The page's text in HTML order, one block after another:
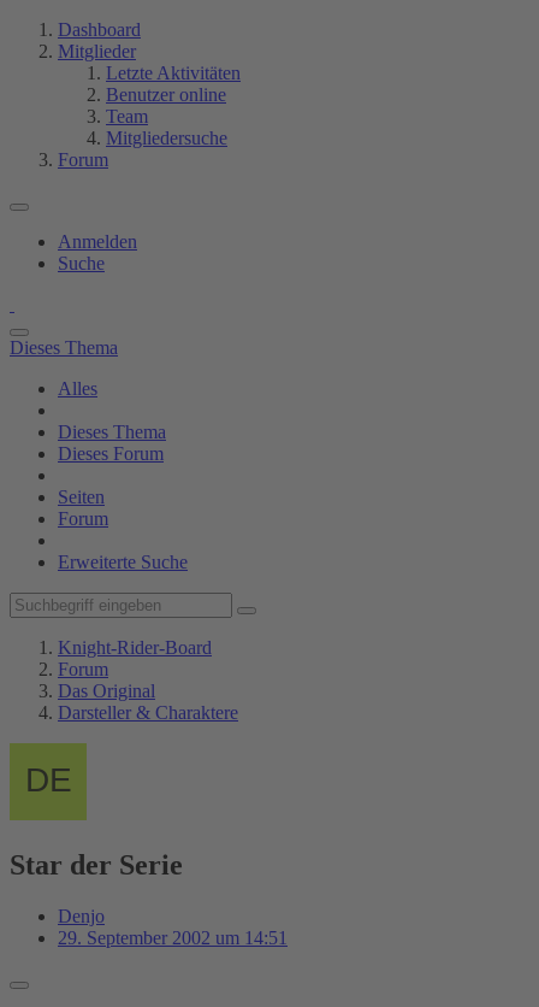
Dashboard
Mitglieder
Letzte Aktivitäten
Benutzer online
Team
Mitgliedersuche
Forum
Anmelden
Suche
Dieses Thema
Alles
Dieses Thema
Dieses Forum
Seiten
Forum
Erweiterte Suche
Knight-Rider-Board
Forum
Das Original
Darsteller & Charaktere
Star der Serie
Denjo
29. September 2002 um 14:51